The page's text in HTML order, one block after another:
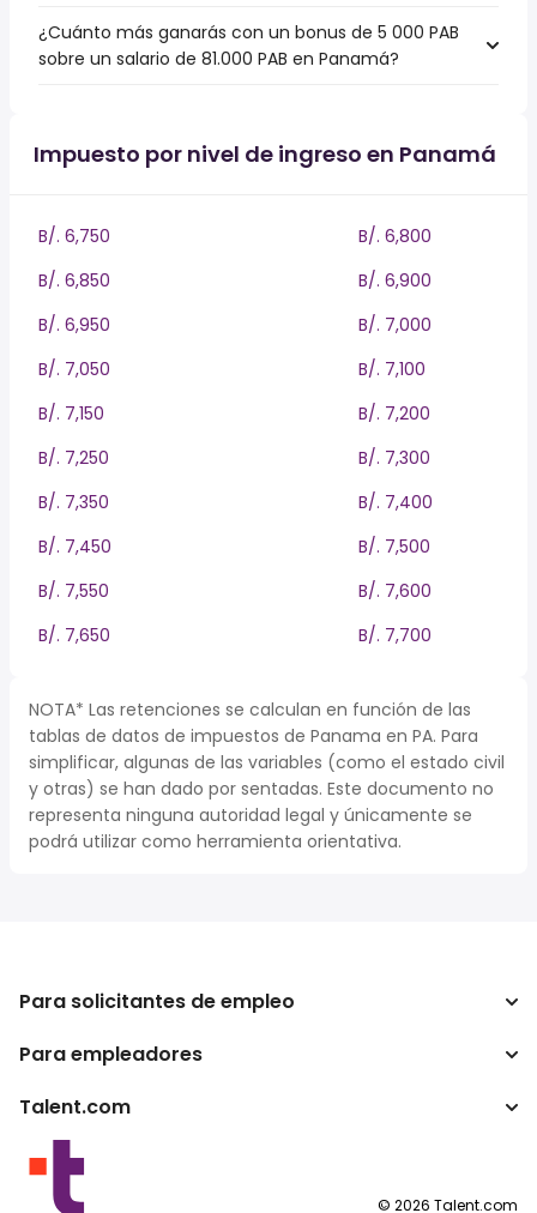
¿Cuánto más ganarás con un bonus de 5 000 PAB
sobre un salario de 81.000 PAB en Panamá?
Impuesto por nivel de ingreso en Panamá
B/. 6,750
B/. 6,800
B/. 6,850
B/. 6,900
B/. 6,950
B/. 7,000
B/. 7,050
B/. 7,100
B/. 7,150
B/. 7,200
B/. 7,250
B/. 7,300
B/. 7,350
B/. 7,400
B/. 7,450
B/. 7,500
B/. 7,550
B/. 7,600
B/. 7,650
B/. 7,700
NOTA* Las retenciones se calculan en función de las
tablas de datos de impuestos de Panama en PA. Para
simplificar, algunas de las variables (como el estado civil
y otras) se han dado por sentadas. Este documento no
representa ninguna autoridad legal y únicamente se
podrá utilizar como herramienta orientativa.
Para solicitantes de empleo
Buscador de trabajo
Para empleadores
Empresa
Programas para publishers
Talent.com
Otros países
Condiciones de uso
© 2026 Talent.com